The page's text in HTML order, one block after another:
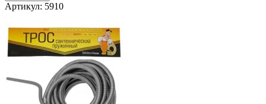
Артикул: 5910